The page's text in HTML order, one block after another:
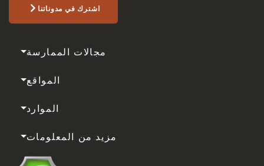
اشترك في مدوناتنا
مجالات الممارسة
المواقع
الموارد
مزيد من المعلومات